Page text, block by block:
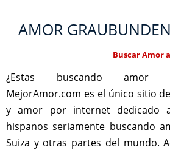
AMOR GRAUBUNDEN
Buscar Amor
¿Estas buscando amor
MejorAmor.com es el único sitio
y amor por internet dedicado
hispanos seriamente buscando
Suiza y otras partes del mundo.